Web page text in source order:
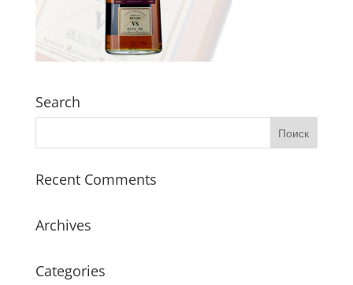
Search
Recent Comments
Archives
Categories